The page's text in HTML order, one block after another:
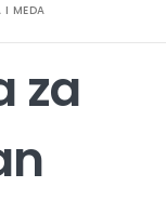
I MEDA
za